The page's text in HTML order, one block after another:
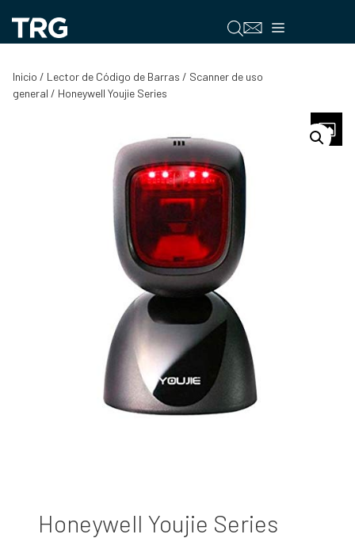
contenido
Menú
Inicio / Lector de Código de Barras / Scanner de uso
general / Honeywell Youjie Series
Honeywell Youjie Series